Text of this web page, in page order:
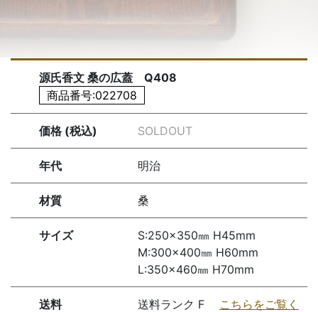
源氏香文 桑の広蓋 Q408
商品番号:022708
価格 (税込) SOLDOUT
年代 明治
材質 桑
サイズ
S:250×350㎜ H45mm
M:300×400㎜ H60mm
L:350×460㎜ H70mm
送料 送料ランク F こちらをご覧く